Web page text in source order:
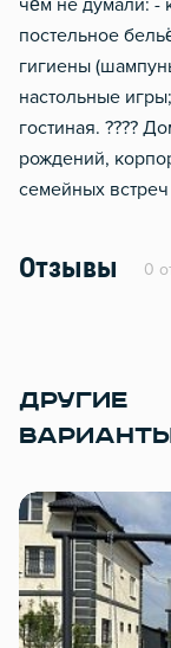
чём не думали: -
постельное
гигиены
настольные
гостиная. ????
рождений,
семейных
Отзывы 0
ДРУГИЕ